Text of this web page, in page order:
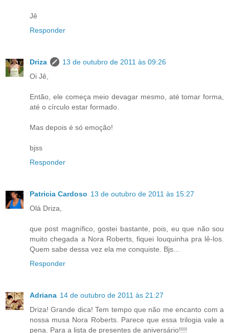
Jê
Responder
Driza
13 de outubro de 2011 às 09:26
Oi Jê,
Então, ele começa meio devagar mesmo, até tomar forma,
até o círculo estar formado.
Mas depois é só emoção!
bjss
Responder
Patricia Cardoso 13 de outubro de 2011 às 15:27
Olá Driza,
que post magnífico, gostei bastante, pois, eu que não sou
muito chegada a Nora Roberts, fiquei louquinha pra lê-los.
Quem sabe dessa vez ela me conquiste. Bjs...
Responder
Adriana 14 de outubro de 2011 às 21:27
Driza! Grande dica! Tem tempo que não me encanto com a
nossa musa Nora Roberts. Parece que essa trilogia vale a
pena. Para a lista de presentes de aniversário!!!!